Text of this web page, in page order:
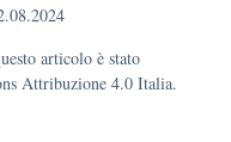
articolo è stato
Attribuzione 4.0 Italia.